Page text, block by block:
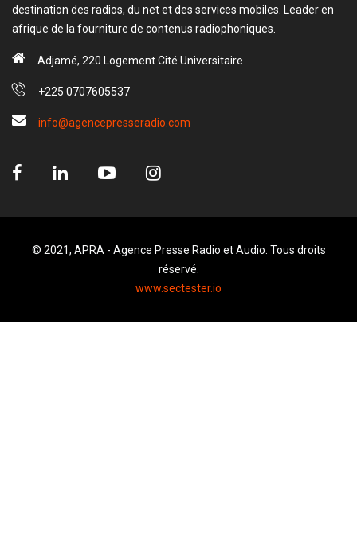
destination des radios, du net et des services mobiles. Leader en
afrique de la fourniture de contenus radiophoniques.
Adjamé, 220 Logement Cité Universitaire
+225 0707605537
info@agencepresseradio.com
© 2021, APRA - Agence Presse Radio et Audio. Tous droits
réservé.
www.sectester.io